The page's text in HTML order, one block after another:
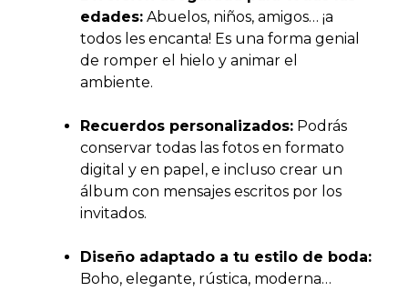
edades: Abuelos, niños, amigos… ¡a
todos les encanta! Es una forma genial
de romper el hielo y animar el
ambiente.
Recuerdos personalizados: Podrás
conservar todas las fotos en formato
digital y en papel, e incluso crear un
álbum con mensajes escritos por los
invitados.
Diseño adaptado a tu estilo de boda:
Boho, elegante, rústica, moderna…